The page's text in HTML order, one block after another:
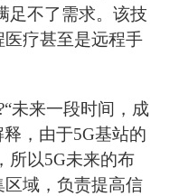
足不了需求。该技
疗甚至是远程手
未来一段时间，成
，由于5G基站的
所以5G未来的布
区域，负责提高信